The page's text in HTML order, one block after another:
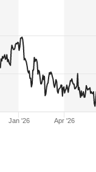
Jan '26 Apr '26